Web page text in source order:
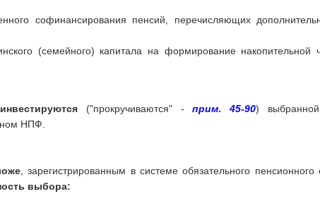
софинансирования пенсий, перечисляющих
(семейного) капитала на формирование накопительной
("прокручиваются" -прим. 45-90)
НПФ.
, зарегистрированным в системе обязательного пенсионного
выбора: